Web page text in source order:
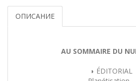
ОПИСАНИЕ
AU SOMMAIRE DU
◗ ÉDITORIAL